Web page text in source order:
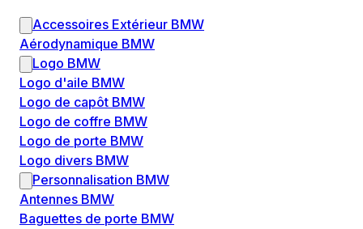
Accessoires Extérieur BMW
Aérodynamique BMW
Logo BMW
Logo d'aile BMW
Logo de capôt BMW
Logo de coffre BMW
Logo de porte BMW
Logo divers BMW
Personnalisation BMW
Antennes BMW
Baguettes de porte BMW